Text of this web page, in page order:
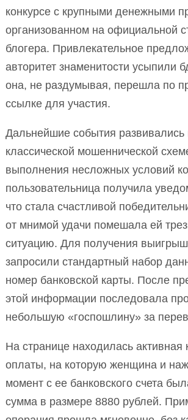
конкурсе с крупными денежными
организованном на официальной
блогера. Привлекательное
авторитет знаменитости усыпили
она, не раздумывая, перешла по
ссылке для участия.
Дальнейшие события развивались
классической мошеннической
выполнения несложных условий
пользовательница получила
что стала счастливой
от мнимой удачи помешала ей
ситуацию. Для получения
запросили стандартный набор
номер банковской карты. После
этой информации последовала
небольшую «госпошлину» за
На странице находилась активная
оплаты, на которую женщина и
момент с ее банковского счета
сумма в размере 8880 рублей.